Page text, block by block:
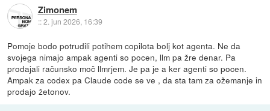
Zimonem
::2. jun 2026, 16:39
Pomoje bodo potrudili potihem copilota bolj kot agenta. Ne da
svojega nimajo ampak agenti so pocen, llm pa žre denar. Pa
prodajali računsko moč llmrjem. Je pa je a ker agenti so pocen.
Ampak za codex pa Claude code se ve , da sta tam za ožemanje in
prodajo žetonov.